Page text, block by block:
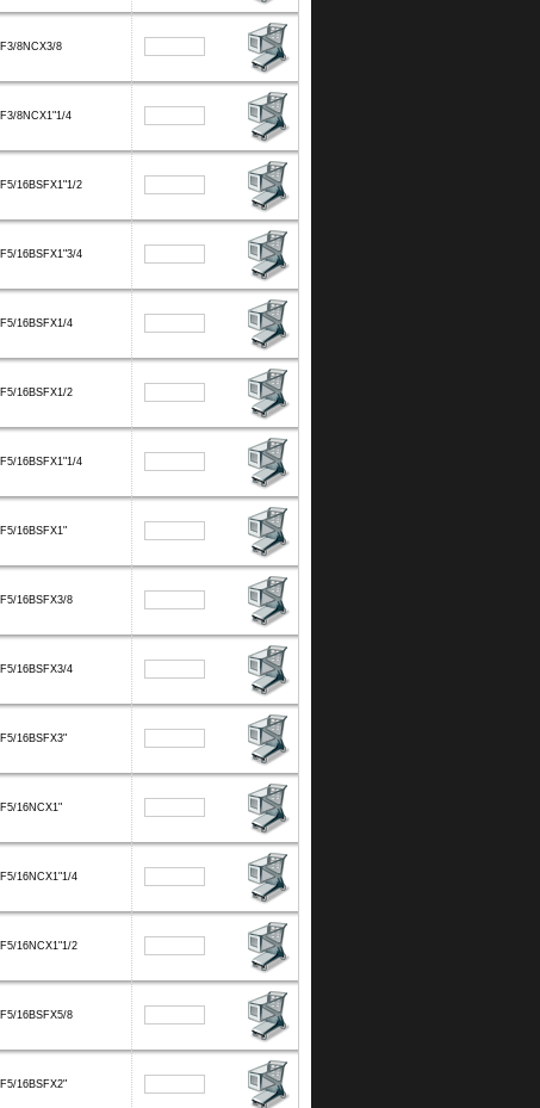
F3/8NCX3/8
F3/8NCX1"1/4
F5/16BSFX1"1/2
F5/16BSFX1"3/4
F5/16BSFX1/4
F5/16BSFX1/2
F5/16BSFX1"1/4
F5/16BSFX1"
F5/16BSFX3/8
F5/16BSFX3/4
F5/16BSFX3"
F5/16NCX1"
F5/16NCX1"1/4
F5/16NCX1"1/2
F5/16BSFX5/8
F5/16BSFX2"